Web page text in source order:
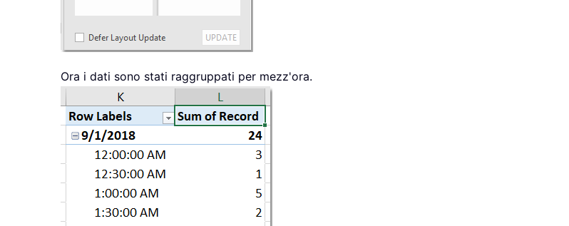
Ora i dati sono stati raggruppati per mezz'ora.